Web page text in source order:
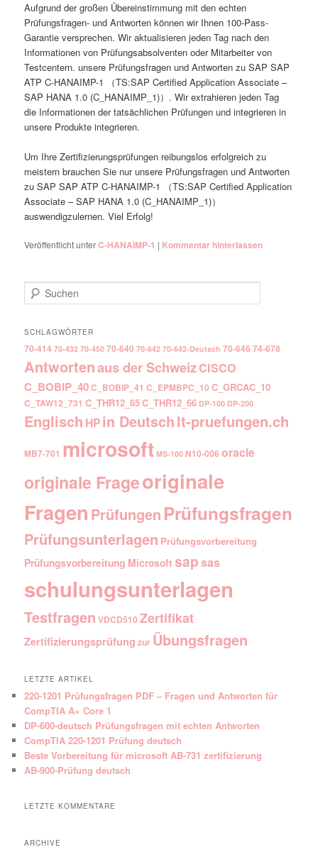
Aufgrund der großen Übereinstimmung mit den echten
Prüfungsfragen- und Antworten können wir Ihnen 100-Pass-
Garantie versprechen. Wir aktualisieren jeden Tag nach den
Informationen von Prüfungsabsolventen oder Mitarbeiter von
Testcentern. unsere Prüfungsfragen und Antworten zu SAP SAP
ATP C-HANAIMP-1 （TS:SAP Certified Application Associate –
SAP HANA 1.0 (C_HANAIMP_1)）. Wir extrahieren jeden Tag
die Informationen der tatsächlichen Prüfungen und integrieren in
unsere Produkte integrieren.
Um Ihre Zertifizierungsprüfungen reibungslos erfolgreich zu
meistern brauchen Sie nur unsere Prüfungsfragen und Antworten
zu SAP SAP ATP C-HANAIMP-1 （TS:SAP Certified Application
Associate – SAP HANA 1.0 (C_HANAIMP_1)）
auswendigzulernen. Viel Erfolg!
Veröffentlicht unterC-HANAIMP-1 | Kommentar hinterlassen
Suchen
SCHLAGWÖRTER
70-414 70-432 70-450 70-640 70-642 70-642-Deutsch 70-646 74-678
Antwortenaus der SchweizCISCO
C_BOBIP_40C_BOBIP_41 C_EPMBPC_10 C_GRCAC_10
C_TAW12_731 C_THR12_65C_THR12_66 DP-100 DP-200
Englisch HPin DeutschIt-pruefungen.ch
MB7-701 microsoft MS-100 N10-006 oracle
originale Frageoriginale
Fragen Prüfungen Prüfungsfragen
Prüfungsunterlagen Prüfungsvorbereitung
Prüfungsvorbereitung Microsoft sapsas
schulungsunterlagen
Testfragen VDCD510 Zertifikat
Zertifizierungsprüfung zur Übungsfragen
LETZTE ARTIKEL
220-1201 Prüfungsfragen PDF – Fragen und Antworten für
CompTIA A+ Core 1
DP-600-deutsch Prüfungsfragen mit echten Antworten
CompTIA 220-1201 Prüfung deutsch
Beste Vorbereitung für microsoft AB-731 zertifizierung
AB-900-Prüfung deutsch
LETZTE KOMMENTARE
ARCHIVE